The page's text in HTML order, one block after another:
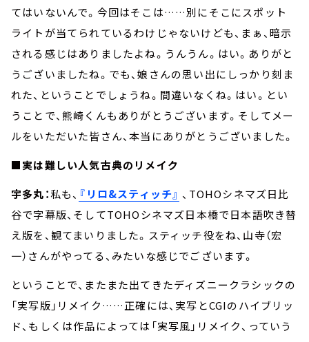
てはいないんで。今回はそこは……別にそこにスポット
ライトが当てられているわけじゃないけども、まぁ、暗示
される感じはありましたよね。うんうん。はい。ありがと
うございましたね。でも、娘さんの思い出にしっかり刻ま
れた、ということでしょうね。間違いなくね。はい。とい
うことで、熊崎くんもありがとうございます。そしてメー
ルをいただいた皆さん、本当にありがとうございました。
■実は難しい人気古典のリメイク
宇多丸：私も、 『リロ&スティッチ』 、TOHOシネマズ日比
谷で字幕版、そしてTOHOシネマズ日本橋で日本語吹き替
え版を、観てまいりました。スティッチ役をね、山寺（宏
一）さんがやってる、みたいな感じでございます。
ということで、またまた出てきたディズニークラシックの
「実写版」リメイク……正確には、実写とCGIのハイブリッ
ド、もしくは作品によっては「実写風」リメイク、っていう